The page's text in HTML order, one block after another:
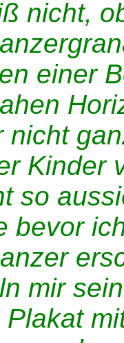
nicht,
einer
nicht
Kinder
so
bevor
mir